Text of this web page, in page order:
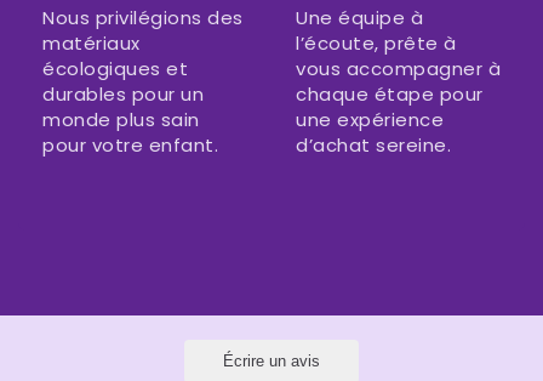
Nous privilégions des
matériaux
écologiques et
durables pour un
monde plus sain
pour votre enfant.
Une équipe à
l’écoute, prête à
vous accompagner à
chaque étape pour
une expérience
d’achat sereine.
Écrire un avis